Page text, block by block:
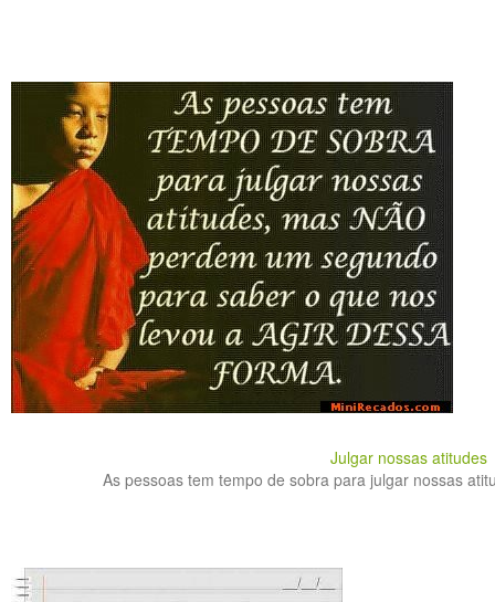
Julgar nossas atitudes
As pessoas tem tempo de sobra para julgar nossas